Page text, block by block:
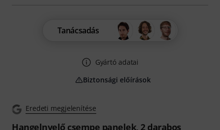
Eredeti megjelenítése
Hangelnyelő csempe panelek, 2 darabos
Tanácsadás
Gyártó adatai
Biztonsági előírások